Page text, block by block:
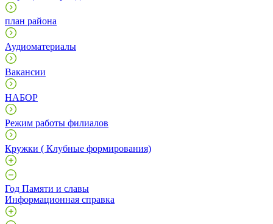
план района
Аудиоматериалы
Вакансии
НАБОР
Режим работы филиалов
Кружки ( Клубные формирования)
Год Памяти и славы
Информационная справка